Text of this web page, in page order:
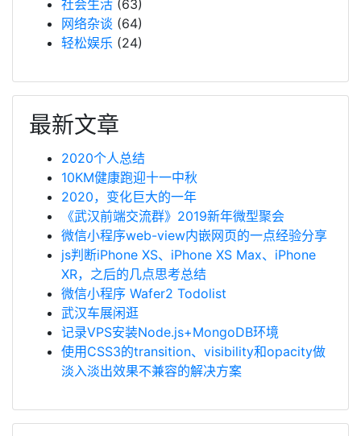
社会生活 (63)
网络杂谈 (64)
轻松娱乐 (24)
最新文章
2020个人总结
10KM健康跑迎十一中秋
2020，变化巨大的一年
《武汉前端交流群》2019新年微型聚会
微信小程序web-view内嵌网页的一点经验分享
js判断iPhone XS、iPhone XS Max、iPhone
XR，之后的几点思考总结
微信小程序 Wafer2 Todolist
武汉车展闲逛
记录VPS安装Node.js+MongoDB环境
使用CSS3的transition、visibility和opacity做
淡入淡出效果不兼容的解决方案